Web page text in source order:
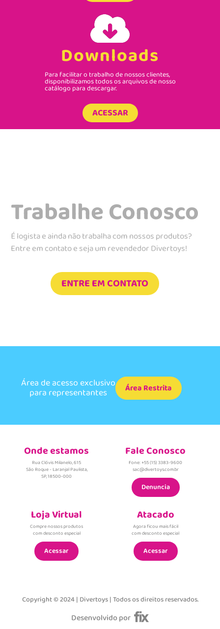
Downloads
Para facilitar o trabalho de nossos clientes,
disponibilizamos todos os arquivos de nosso
catálogo para descargar.
ACESSAR
Trabalhe Conosco
É logista e ainda não trabalha com nossos produtos?
Entre em contato e seja um revendedor Divertoys!
ENTRE EM CONTATO
Área de acesso exclusivo
para representantes Área Restrita
Onde estamos
Rua Clóvis Milanelo, 615
São Roque - Laranjal Paulista,
SP, 18500-000
Fale Conosco
Fone: +55 (15) 3383-9600
sac@divertoys.com.br
Denuncia
Loja Virtual
Compre nossos produtos
com desconto especial
Acessar
Atacado
Agora ficou mais fácil
com desconto especial
Acessar
Copyright © 2024 | Divertoys | Todos os direitos reservados.
Desenvolvido por